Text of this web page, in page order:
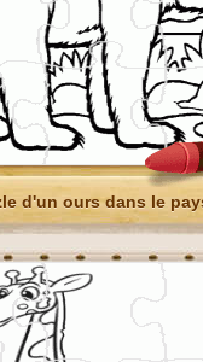
d'un ours dans le